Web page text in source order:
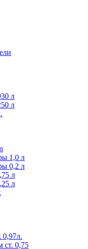
л
л
1,0 л
0,2 л
л
л
0,97л.
ст. 0,75